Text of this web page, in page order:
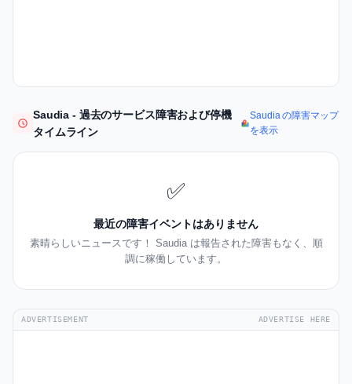
Saudia - 過去のサービス障害および停機
タイムライン
Saudia の障害マップ
を表示
✅
最近の障害イベントはありません
素晴らしいニュースです！ Saudia は報告された障害もなく、順
調に稼働しています。
ADVERTISEMENT ADVERTISE HERE